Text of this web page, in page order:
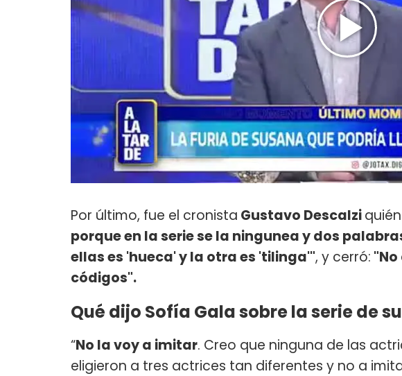
Por último, fue el cronista Gustavo Descalzi
porque en la serie se la ningunea y dos
ellas es 'hueca' y la otra es 'tilinga'", y cerró:
códigos".
Qué dijo Sofía Gala sobre la serie de
“No la voy a imitar. Creo que ninguna de las
eligieron a tres actrices tan diferentes y no a